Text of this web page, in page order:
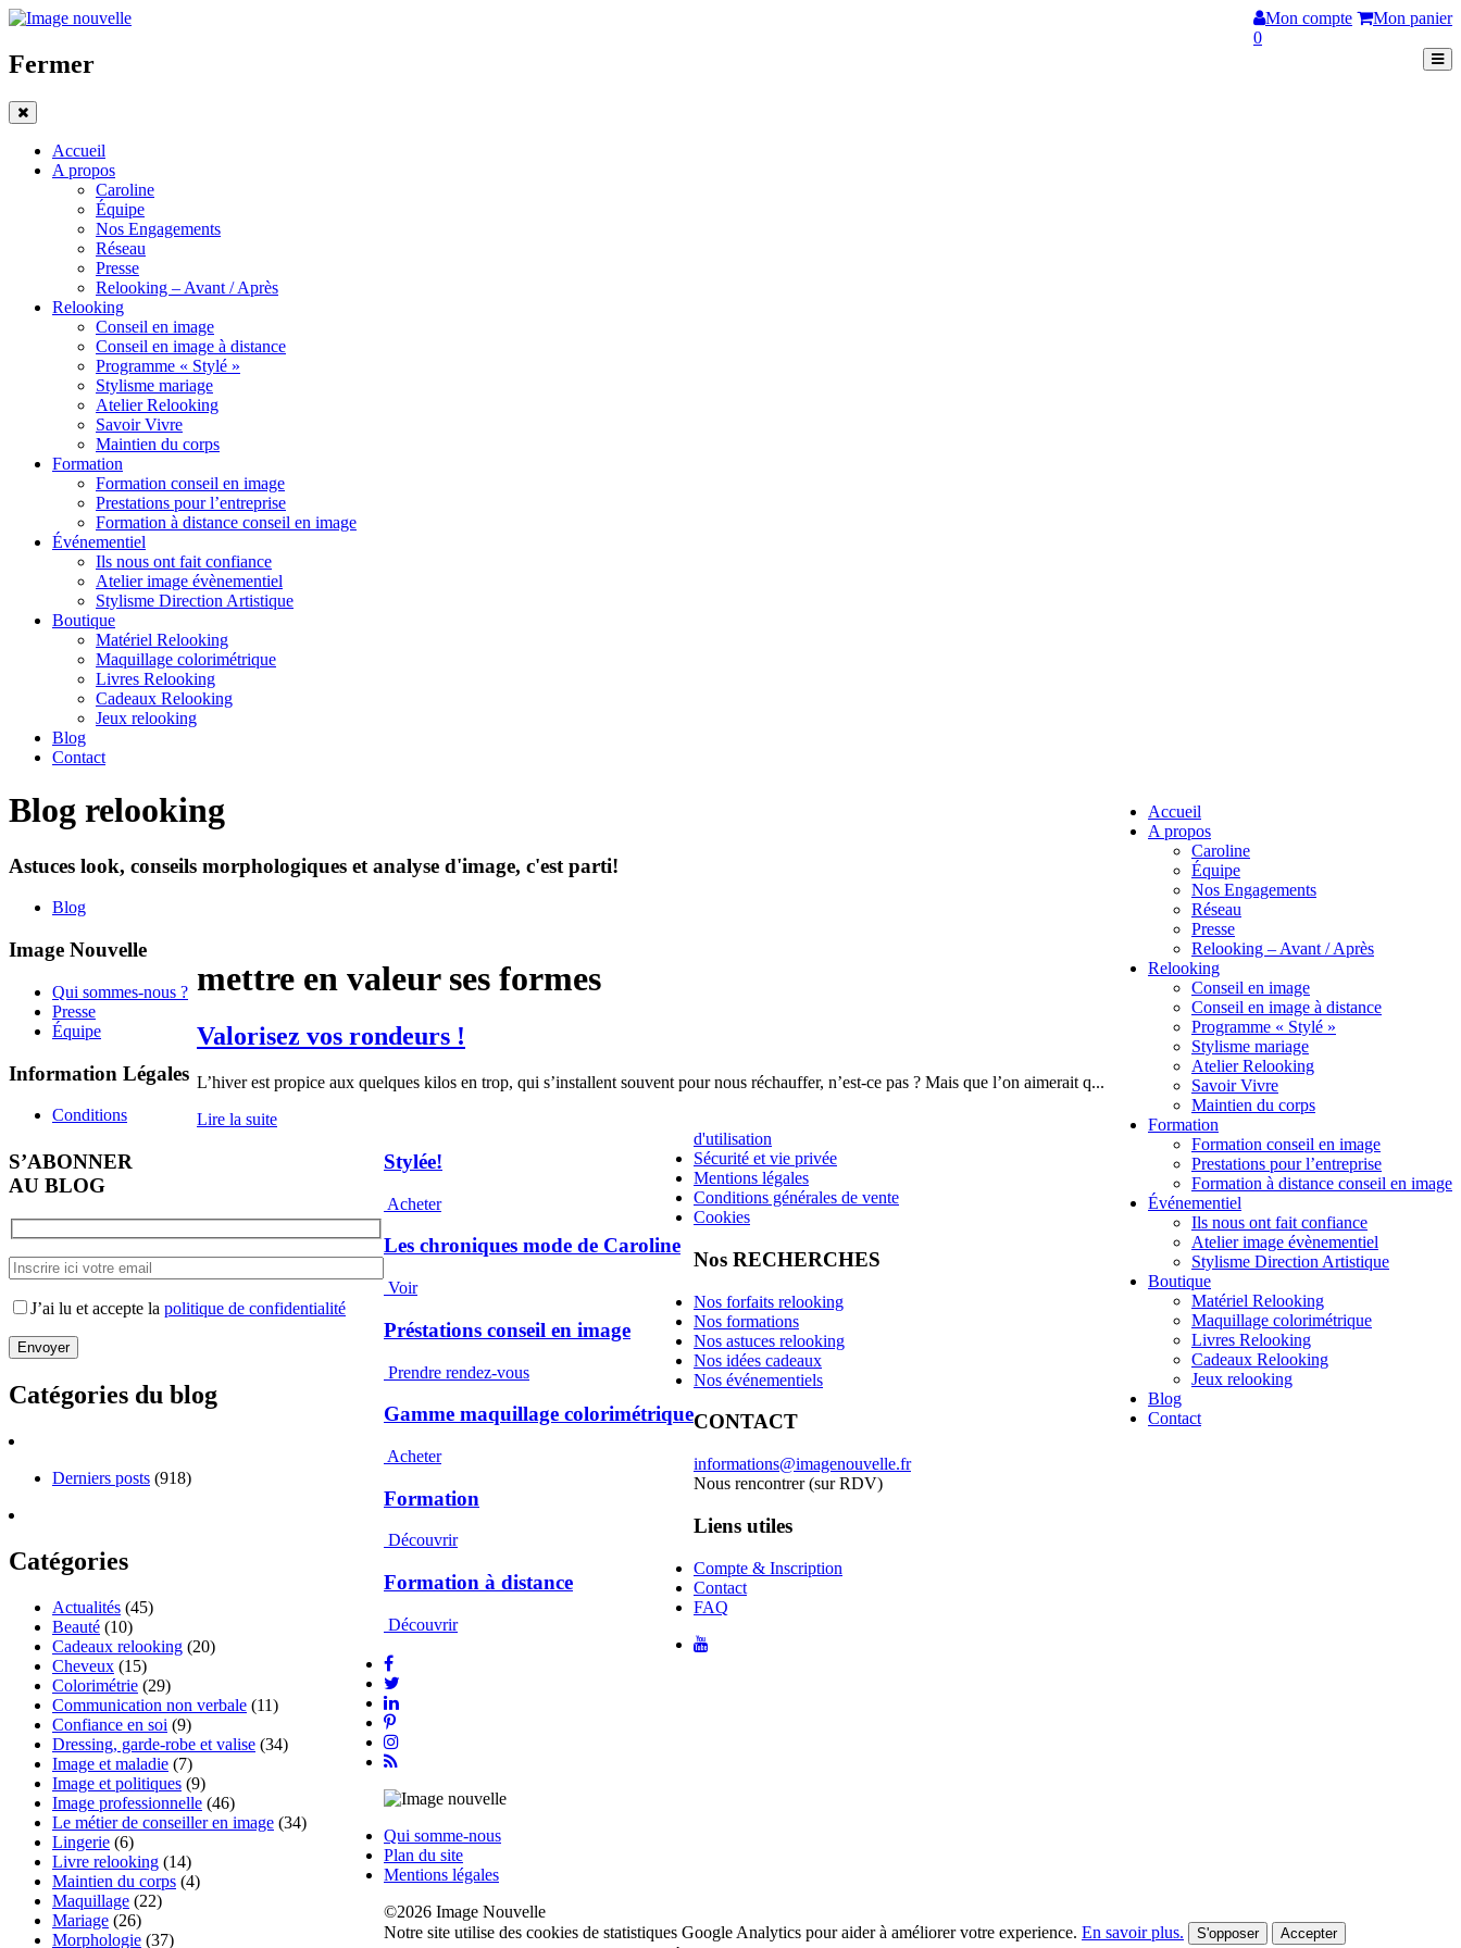
Mon compte
Mon panier
0
Fermer
Accueil
A propos
Caroline
Équipe
Nos Engagements
Réseau
Presse
Relooking – Avant / Après
Relooking
Conseil en image
Conseil en image à distance
Programme « Stylé »
Stylisme mariage
Atelier Relooking
Savoir Vivre
Maintien du corps
Formation
Formation conseil en image
Prestations pour l’entreprise
Formation à distance conseil en image
Événementiel
Ils nous ont fait confiance
Atelier image évènementiel
Stylisme Direction Artistique
Boutique
Matériel Relooking
Maquillage colorimétrique
Livres Relooking
Cadeaux Relooking
Jeux relooking
Blog
Contact
Accueil
A propos
Caroline
Équipe
Nos Engagements
Réseau
Presse
Relooking – Avant / Après
Relooking
Conseil en image
Conseil en image à distance
Programme « Stylé »
Stylisme mariage
Atelier Relooking
Savoir Vivre
Maintien du corps
Formation
Formation conseil en image
Prestations pour l’entreprise
Formation à distance conseil en image
Événementiel
Ils nous ont fait confiance
Atelier image évènementiel
Stylisme Direction Artistique
Boutique
Matériel Relooking
Maquillage colorimétrique
Livres Relooking
Cadeaux Relooking
Jeux relooking
Blog
Contact
Blog relooking
Astuces look, conseils morphologiques et analyse d'image, c'est parti!
Blog
mettre en valeur ses formes
Valorisez vos rondeurs !
L’hiver est propice aux quelques kilos en trop, qui s’installent souvent pour nous réchauffer, n’est-ce pas ? Mais que l’on aimerait q...
Lire la suite
S’ABONNER
AU BLOG
J’ai lu et accepte la politique de confidentialité
Catégories du blog
Derniers posts (918)
Catégories
Actualités (45)
Beauté (10)
Cadeaux relooking (20)
Cheveux (15)
Colorimétrie (29)
Communication non verbale (11)
Confiance en soi (9)
Dressing, garde-robe et valise (34)
Image et maladie (7)
Image et politiques (9)
Image professionnelle (46)
Le métier de conseiller en image (34)
Lingerie (6)
Livre relooking (14)
Maintien du corps (4)
Maquillage (22)
Mariage (26)
Morphologie (37)
Stylée!
Acheter
Les chroniques mode de Caroline
Voir
Préstations conseil en image
Prendre rendez-vous
Gamme maquillage colorimétrique
Acheter
Formation
Découvrir
Formation à distance
Découvrir
Image Nouvelle
Qui sommes-nous ?
Presse
Équipe
Information Légales
Conditions
d'utilisation
Sécurité et vie privée
Mentions légales
Conditions générales de vente
Cookies
Nos RECHERCHES
Nos forfaits relooking
Nos formations
Nos astuces relooking
Nos idées cadeaux
Nos événementiels
CONTACT
informations@imagenouvelle.fr
Nous rencontrer (sur RDV)
Liens utiles
Compte & Inscription
Contact
FAQ
Qui somme-nous
Plan du site
Mentions légales
©2026 Image Nouvelle
Notre site utilise des cookies de statistiques Google Analytics pour aider à améliorer votre experience. En savoir plus. S'opposer Accepter